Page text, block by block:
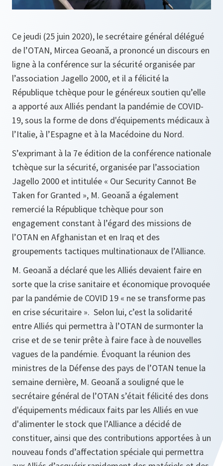
Ce jeudi (25 juin 2020), le secrétaire général délégué
de l’OTAN, Mircea Geoană, a prononcé un discours en
ligne à la conférence sur la sécurité organisée par
l’association Jagello 2000, et il a félicité la
République tchèque pour le généreux soutien qu’elle
a apporté aux Alliés pendant la pandémie de COVID-
19, sous la forme de dons d'équipements médicaux à
l’Italie, à l’Espagne et à la Macédoine du Nord.
S’exprimant à la 7e édition de la conférence nationale
tchèque sur la sécurité, organisée par l’association
Jagello 2000 et intitulée « Our Security Cannot Be
Taken for Granted », M. Geoană a également
remercié la République tchèque pour son
engagement constant à l’égard des missions de
l’OTAN en Afghanistan et en Iraq et des
groupements tactiques multinationaux de l’Alliance.
M. Geoană a déclaré que les Alliés devaient faire en
sorte que la crise sanitaire et économique provoquée
par la pandémie de COVID 19 « ne se transforme pas
en crise sécuritaire ». Selon lui, c’est la solidarité
entre Alliés qui permettra à l’OTAN de surmonter la
crise et de se tenir prête à faire face à de nouvelles
vagues de la pandémie. Évoquant la réunion des
ministres de la Défense des pays de l’OTAN tenue la
semaine dernière, M. Geoană a souligné que le
secrétaire général de l’OTAN s’était félicité des dons
d'équipements médicaux faits par les Alliés en vue
d'alimenter le stock que l’Alliance a décidé de
constituer, ainsi que des contributions apportées à un
nouveau fonds d’affectation spéciale qui permettra